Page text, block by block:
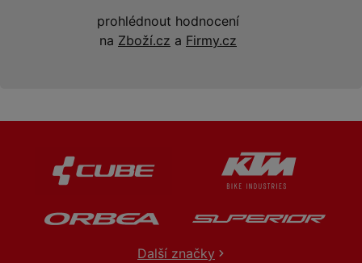
prohlédnout hodnocení
na Zboží.cz a Firmy.cz
Další značky